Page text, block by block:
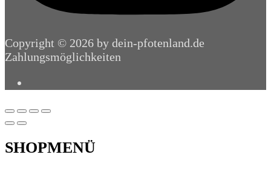
Copyright © 2026 by dein-pfotenland.de
Zahlungsmöglichkeiten
SHOPMENÜ